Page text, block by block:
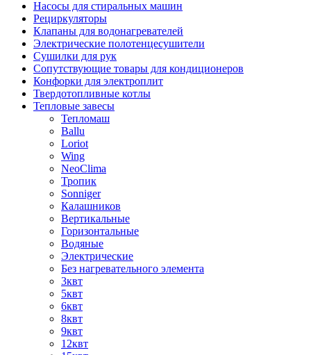
Насосы для стиральных машин
Рециркуляторы
Клапаны для водонагревателей
Электрические полотенцесушители
Сушилки для рук
Сопутствующие товары для кондиционеров
Конфорки для электроплит
Твердотопливные котлы
Тепловые завесы
Тепломаш
Ballu
Loriot
Wing
NeoClima
Тропик
Sonniger
Калашников
Вертикальные
Горизонтальные
Водяные
Электрические
Без нагревательного элемента
3квт
5квт
6квт
8квт
9квт
12квт